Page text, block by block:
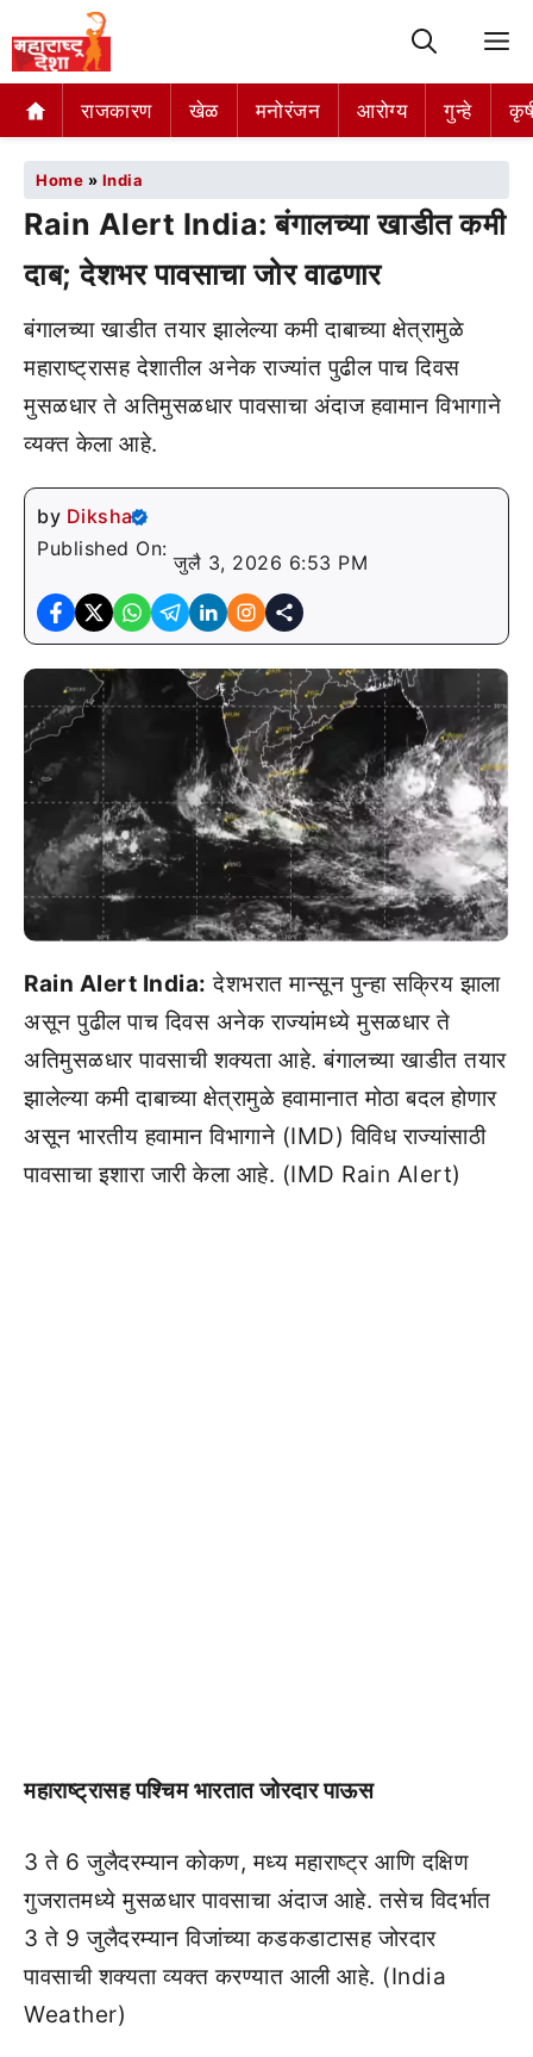
राजकारण खेळ मनोरंजन आरोग्य गुन्हे
Home » India
Rain Alert India: बंगालच्या खाडीत कमी
दाब; देशभर पावसाचा जोर वाढणार
बंगालच्या खाडीत तयार झालेल्या कमी दाबाच्या क्षेत्रामुळे
महाराष्ट्रासह देशातील अनेक राज्यांत पुढील पाच दिवस
मुसळधार ते अतिमुसळधार पावसाचा अंदाज हवामान विभागाने
व्यक्त केला आहे.
by Diksha
Published On:
जुलै 3, 2026 6:53 PM
Rain Alert India: देशभरात मान्सून पुन्हा सक्रिय झाला
असून पुढील पाच दिवस अनेक राज्यांमध्ये मुसळधार ते
अतिमुसळधार पावसाची शक्यता आहे. बंगालच्या खाडीत तयार
झालेल्या कमी दाबाच्या क्षेत्रामुळे हवामानात मोठा बदल होणार
असून भारतीय हवामान विभागाने (IMD) विविध राज्यांसाठी
पावसाचा इशारा जारी केला आहे. (IMD Rain Alert)
महाराष्ट्रासह पश्चिम भारतात जोरदार पाऊस
3 ते 6 जुलैदरम्यान कोकण, मध्य महाराष्ट्र आणि दक्षिण
गुजरातमध्ये मुसळधार पावसाचा अंदाज आहे. तसेच विदर्भात
3 ते 9 जुलैदरम्यान विजांच्या कडकडाटासह जोरदार
पावसाची शक्यता व्यक्त करण्यात आली आहे. (India
Weather)